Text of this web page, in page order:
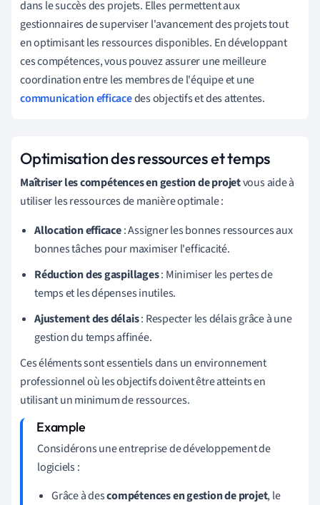
dans le succès des projets. Elles permettent aux
gestionnaires de superviser l'avancement des projets tout
en optimisant les ressources disponibles. En développant
ces compétences, vous pouvez assurer une meilleure
coordination entre les membres de l'équipe et une
communication efficacedes objectifs et des attentes.
Optimisation des ressources et temps
Maîtriser les compétences en gestion de projetvous aide à
utiliser les ressources de manière optimale :
Allocation efficace: Assigner les bonnes ressources aux
bonnes tâches pour maximiser l'efficacité.
Réduction des gaspillages: Minimiser les pertes de
temps et les dépenses inutiles.
Ajustement des délais: Respecter les délais grâce à une
gestion du temps affinée.
Ces éléments sont essentiels dans un environnement
professionnel où les objectifs doivent être atteints en
utilisant un minimum de ressources.
Considérons une entreprise de développement de
logiciels :
Grâce à descompétences en gestion de projet, le